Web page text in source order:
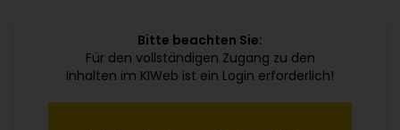
Bitte beachten Sie:
Für den vollständigen Zugang zu den
Inhalten im KIWeb ist ein Login erforderlich!